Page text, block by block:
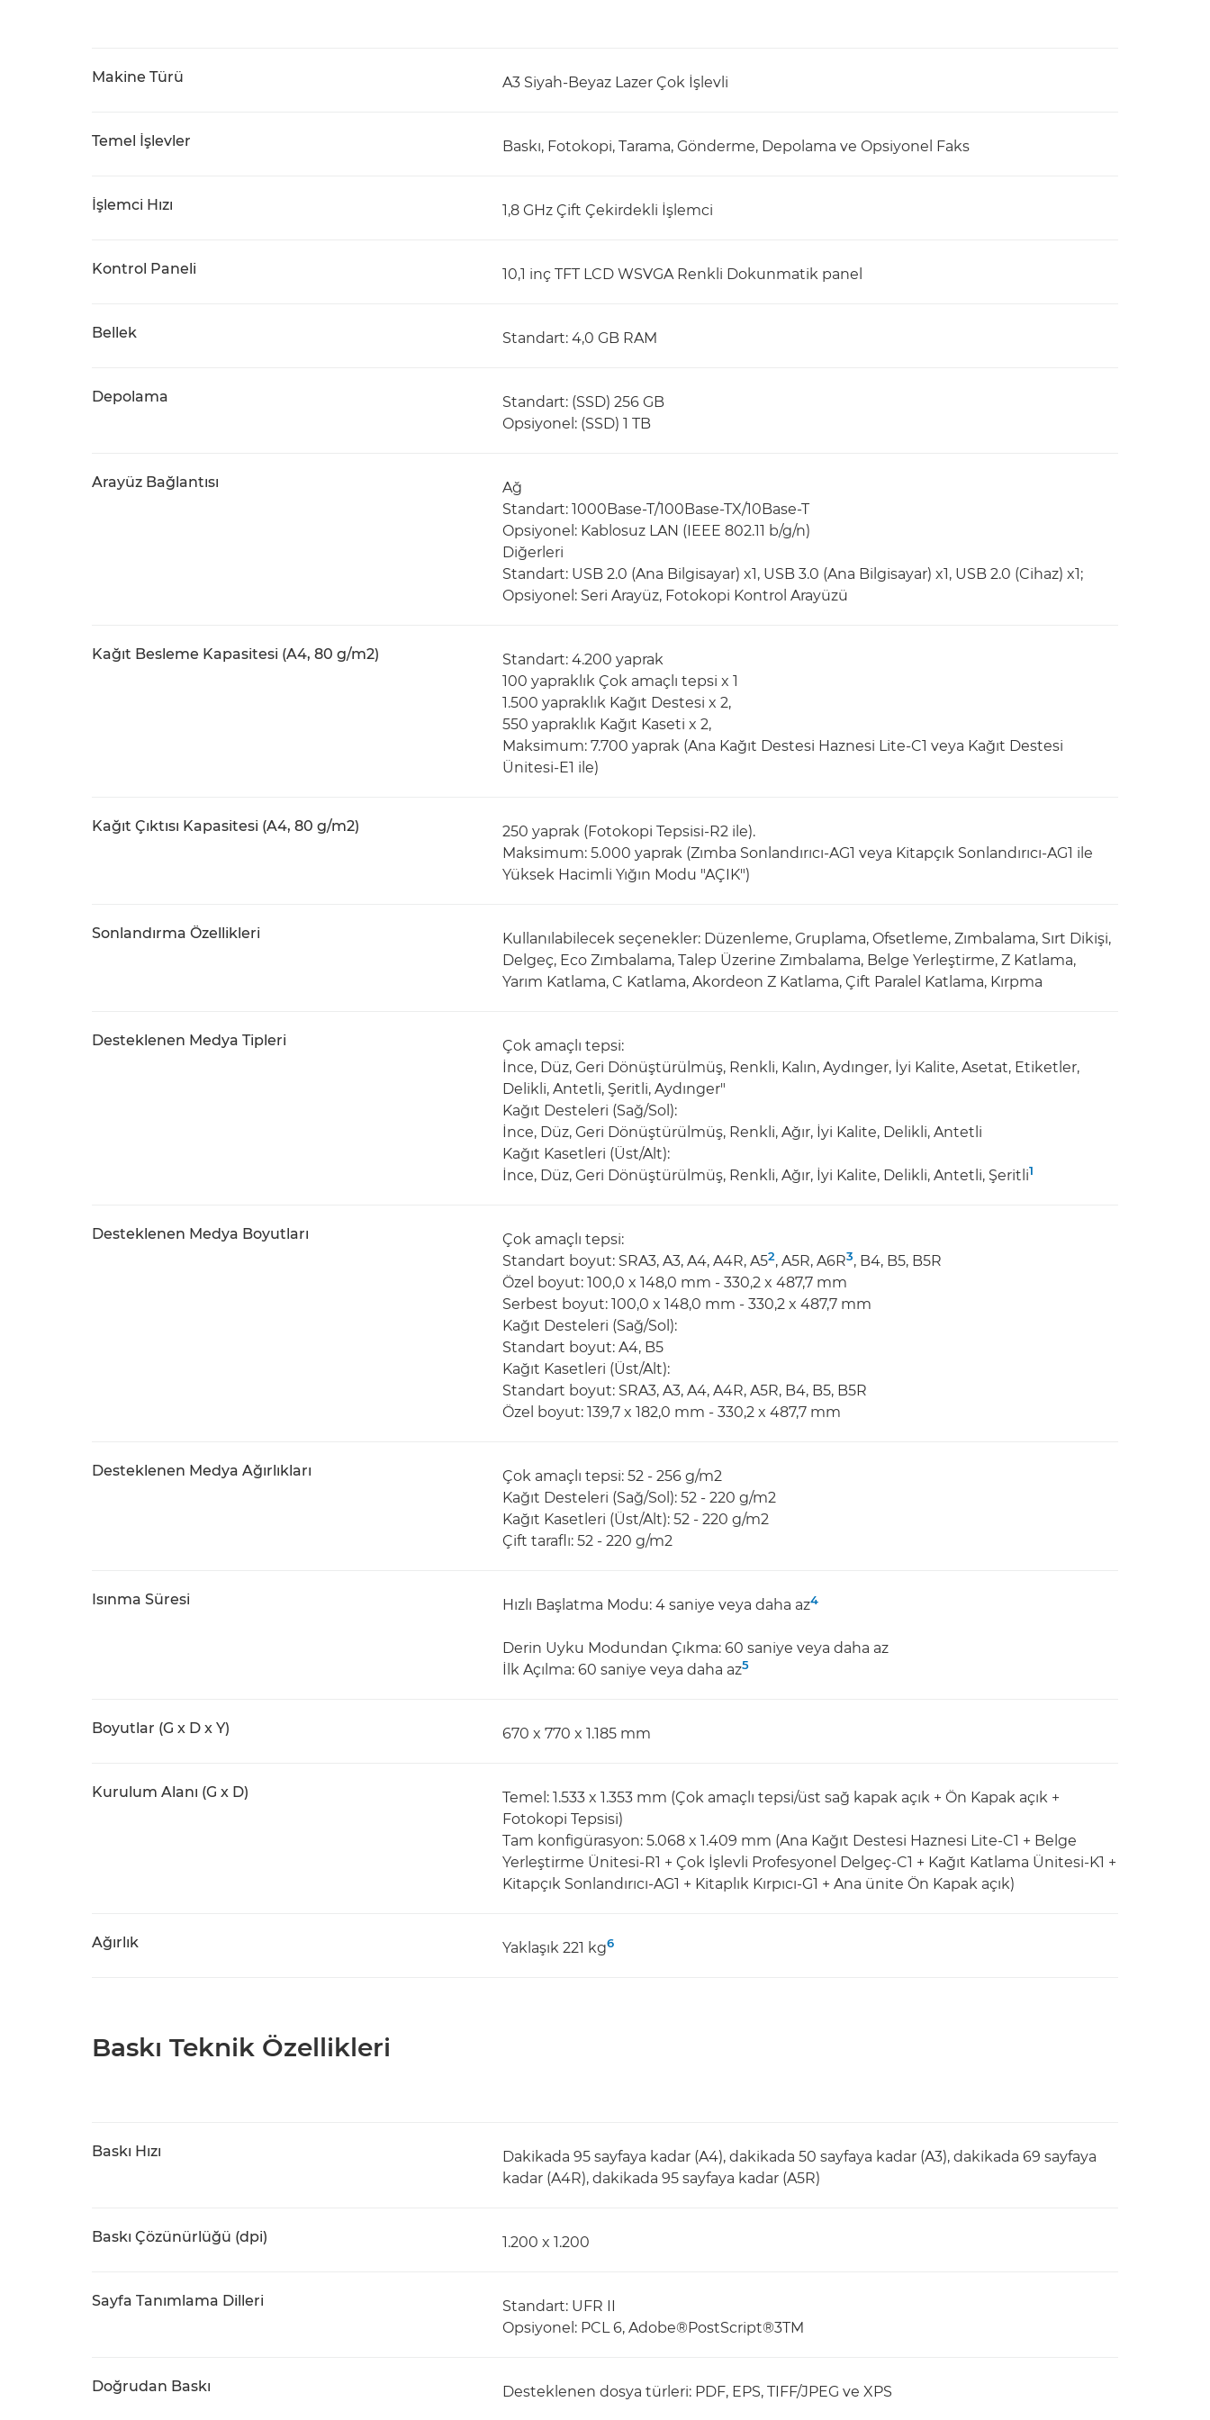
Makine Türü A3 Siyah-Beyaz Lazer Çok İşlevli
Temel İşlevler Baskı, Fotokopi, Tarama, Gönderme, Depolama ve Opsiyonel Faks
İşlemci Hızı 1,8 GHz Çift Çekirdekli İşlemci
Kontrol Paneli 10,1 inç TFT LCD WSVGA Renkli Dokunmatik panel
Bellek Standart: 4,0 GB RAM
Depolama
Standart: (SSD) 256 GB
Opsiyonel: (SSD) 1 TB
Arayüz Bağlantısı
Ağ
Standart: 1000Base-T/100Base-TX/10Base-T
Opsiyonel: Kablosuz LAN (IEEE 802.11 b/g/n)
Diğerleri
Standart: USB 2.0 (Ana Bilgisayar) x1, USB 3.0 (Ana Bilgisayar) x1, USB 2.0 (Cihaz) x1;
Opsiyonel: Seri Arayüz, Fotokopi Kontrol Arayüzü
Kağıt Besleme Kapasitesi (A4, 80 g/m2)
Standart: 4.200 yaprak
100 yapraklık Çok amaçlı tepsi x 1
1.500 yapraklık Kağıt Destesi x 2,
550 yapraklık Kağıt Kaseti x 2,
Maksimum: 7.700 yaprak (Ana Kağıt Destesi Haznesi Lite-C1 veya Kağıt Destesi
Ünitesi-E1 ile)
Kağıt Çıktısı Kapasitesi (A4, 80 g/m2)
250 yaprak (Fotokopi Tepsisi-R2 ile).
Maksimum: 5.000 yaprak (Zımba Sonlandırıcı-AG1 veya Kitapçık Sonlandırıcı-AG1 ile
Yüksek Hacimli Yığın Modu "AÇIK")
Sonlandırma Özellikleri
Kullanılabilecek seçenekler: Düzenleme, Gruplama, Ofsetleme, Zımbalama, Sırt Dikişi,
Delgeç, Eco Zımbalama, Talep Üzerine Zımbalama, Belge Yerleştirme, Z Katlama,
Yarım Katlama, C Katlama, Akordeon Z Katlama, Çift Paralel Katlama, Kırpma
Desteklenen Medya Tipleri
Çok amaçlı tepsi:
İnce, Düz, Geri Dönüştürülmüş, Renkli, Kalın, Aydınger, İyi Kalite, Asetat, Etiketler,
Delikli, Antetli, Şeritli, Aydınger"
Kağıt Desteleri (Sağ/Sol):
İnce, Düz, Geri Dönüştürülmüş, Renkli, Ağır, İyi Kalite, Delikli, Antetli
Kağıt Kasetleri (Üst/Alt):
İnce, Düz, Geri Dönüştürülmüş, Renkli, Ağır, İyi Kalite, Delikli, Antetli, Şeritli1
Desteklenen Medya Boyutları
Çok amaçlı tepsi:
Standart boyut: SRA3, A3, A4, A4R, A52, A5R, A6R3, B4, B5, B5R
Özel boyut: 100,0 x 148,0 mm - 330,2 x 487,7 mm
Serbest boyut: 100,0 x 148,0 mm - 330,2 x 487,7 mm
Kağıt Desteleri (Sağ/Sol):
Standart boyut: A4, B5
Kağıt Kasetleri (Üst/Alt):
Standart boyut: SRA3, A3, A4, A4R, A5R, B4, B5, B5R
Özel boyut: 139,7 x 182,0 mm - 330,2 x 487,7 mm
Desteklenen Medya Ağırlıkları
Çok amaçlı tepsi: 52 - 256 g/m2
Kağıt Desteleri (Sağ/Sol): 52 - 220 g/m2
Kağıt Kasetleri (Üst/Alt): 52 - 220 g/m2
Çift taraflı: 52 - 220 g/m2
Isınma Süresi Hızlı Başlatma Modu: 4 saniye veya daha az4
Derin Uyku Modundan Çıkma: 60 saniye veya daha az
İlk Açılma: 60 saniye veya daha az5
Boyutlar (G x D x Y) 670 x 770 x 1.185 mm
Kurulum Alanı (G x D)
Temel: 1.533 x 1.353 mm (Çok amaçlı tepsi/üst sağ kapak açık + Ön Kapak açık +
Fotokopi Tepsisi)
Tam konfigürasyon: 5.068 x 1.409 mm (Ana Kağıt Destesi Haznesi Lite-C1 + Belge
Yerleştirme Ünitesi-R1 + Çok İşlevli Profesyonel Delgeç-C1 + Kağıt Katlama Ünitesi-K1 +
Kitapçık Sonlandırıcı-AG1 + Kitaplık Kırpıcı-G1 + Ana ünite Ön Kapak açık)
Ağırlık Yaklaşık 221 kg6
Baskı Teknik Özellikleri
Baskı Hızı
Dakikada 95 sayfaya kadar (A4), dakikada 50 sayfaya kadar (A3), dakikada 69 sayfaya
kadar (A4R), dakikada 95 sayfaya kadar (A5R)
Baskı Çözünürlüğü (dpi) 1.200 x 1.200
Sayfa Tanımlama Dilleri
Standart: UFR II
Opsiyonel: PCL 6, Adobe®PostScript®3TM
Doğrudan Baskı Desteklenen dosya türleri: PDF, EPS, TIFF/JPEG ve XPS